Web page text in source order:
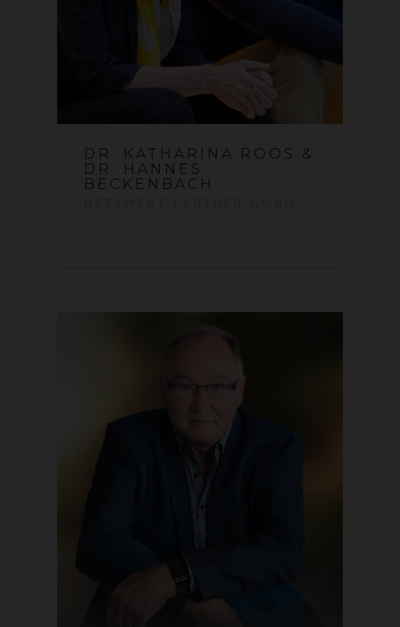
DR. KATHARINA ROOS &
DR. HANNES
BECKENBACH